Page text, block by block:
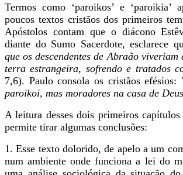
Termos como ‘paroikos’ e ‘paroikia’
poucos textos cristãos dos primeiros
Apóstolos contam que o diácono
diante do Sumo Sacerdote, esclarece
que os descendentes de Abraão viveriam
terra estrangeira, sofrendo e tratados
7,6). Paulo consola os cristãos efésios:
paroikoi, mas moradores na casa de Deus
A leitura desses dois primeiros
permite tirar algumas conclusões:
1. Esse texto dolorido, de apelo a um
num ambiente onde funciona a lei do